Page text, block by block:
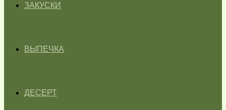
ЗАКУСКИ
ВЫПЕЧКА
ДЕСЕРТ